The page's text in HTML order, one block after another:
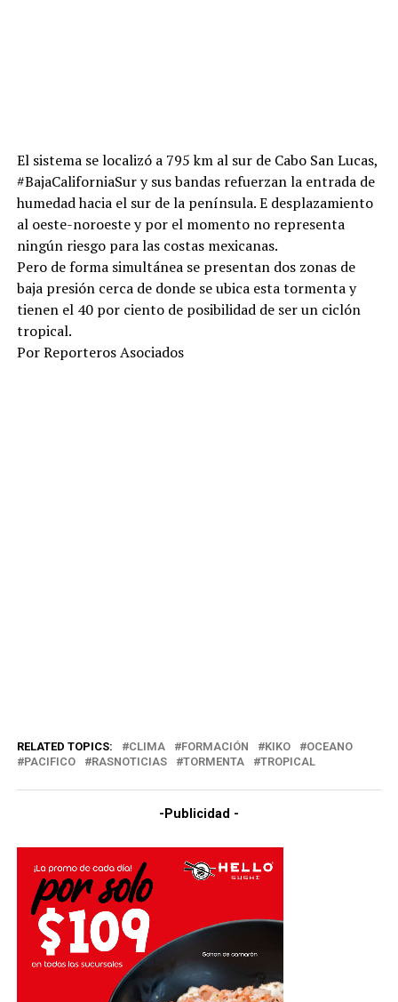
El sistema se localizó a 795 km al sur de Cabo San Lucas,
#BajaCaliforniaSur y sus bandas refuerzan la entrada de
humedad hacia el sur de la península. E desplazamiento
al oeste-noroeste y por el momento no representa
ningún riesgo para las costas mexicanas.
Pero de forma simultánea se presentan dos zonas de
baja presión cerca de donde se ubica esta tormenta y
tienen el 40 por ciento de posibilidad de ser un ciclón
tropical.
Por Reporteros Asociados
RELATED TOPICS: CLIMA FORMACIÓN KIKO
OCEANO
PACIFICO
RASNOTICIAS TORMENTA TROPICAL
-Publicidad -